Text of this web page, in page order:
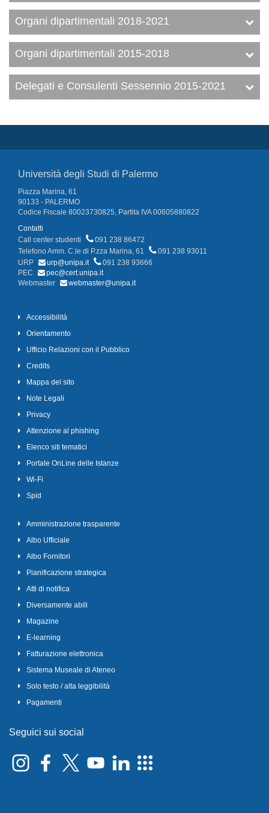
Organi dipartimentali 2018-2021
Organi dipartimentali 2015-2018
Delegati e Consulenti Sessennio 2015-2021
Università degli Studi di Palermo
Piazza Marina, 61
90133 - PALERMO
Codice Fiscale 80023730825, Partita IVA 00605880822
Contatti
Call center studenti
091 238 86472
Telefono Amm. C.le di P.zza Marina, 61
091 238 93011
URP
urp@unipa.it
091 238 93666
PEC
pec@cert.unipa.it
Webmaster
webmaster@unipa.it
Accessibilità
Orientamento
Ufficio Relazioni con il Pubblico
Credits
Mappa del sito
Note Legali
Privacy
Attenzione al phishing
Elenco siti tematici
Portale OnLine delle Istanze
Wi-Fi
Spid
Amministrazione trasparente
Albo Ufficiale
Albo Fornitori
Pianificazione strategica
Atti di notifica
Diversamente abili
Magazine
E-learning
Fatturazione elettronica
Sistema Museale di Ateneo
Solo testo / alta leggibilità
Pagamenti
Seguici sui social